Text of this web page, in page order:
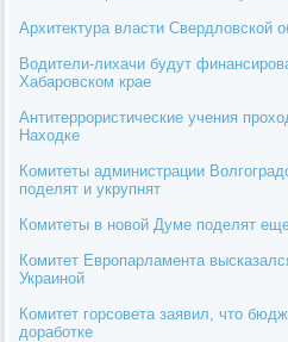
Архитектура власти Свердловской
Водители-лихачи будут
Хабаровском крае
Антитеррористические учения
Находке
Комитеты администрации
поделят и укрупнят
Комитеты в новой Думе поделят
Комитет Европарламента
Украиной
Комитет горсовета заявил, что
доработке